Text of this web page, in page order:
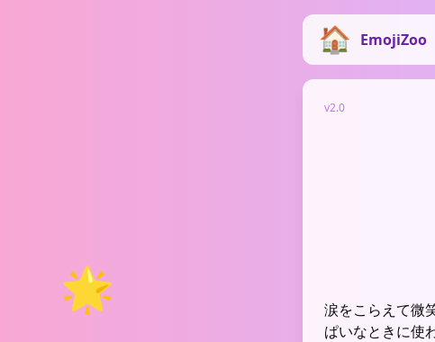
EmojiZoo
🌟
v2.0
涙をこらえて微
ぱいなときに使